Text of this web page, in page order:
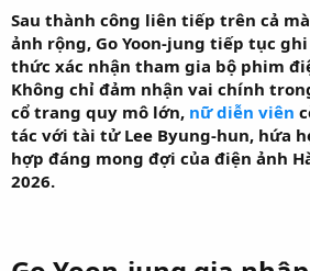
Sau thành công liên tiếp trên cả
ảnh rộng, Go Yoon-jung tiếp tục
thức xác nhận tham gia bộ phim
Không chỉ đảm nhận vai chính
cổ trang quy mô lớn, nữ diễn viên
tác với tài tử Lee Byung-hun, hứa
hợp đáng mong đợi của điện ảnh
2026.